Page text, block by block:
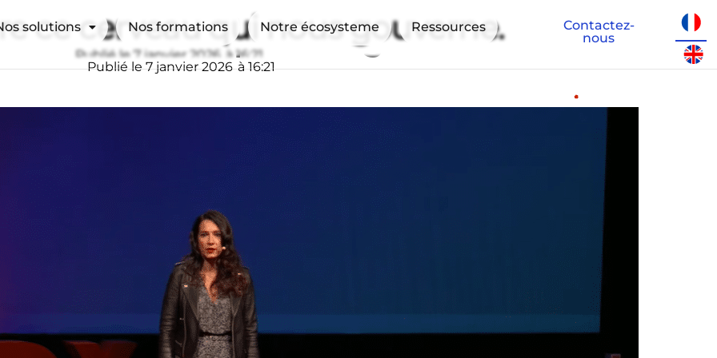
solutions Nos formations Notre écosysteme Ressources
Contactez-
nous
ce cerveau qui nous gouverne.
Publié le 7 janvier 2026 à 16:21